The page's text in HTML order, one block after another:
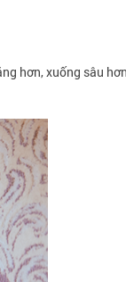
hơn, xuống sâu